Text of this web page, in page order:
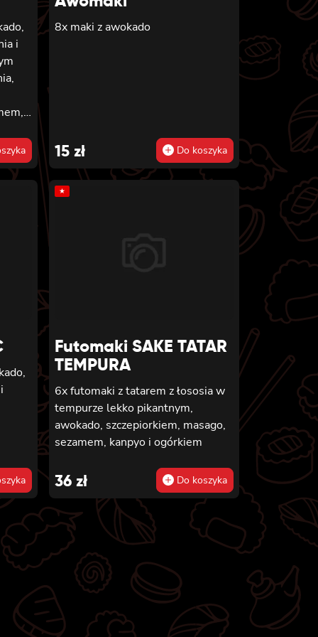
i
8x
8x maki z awokado
15 zł Do koszyka
★
Futomaki SAKE TATAR
TEMPURA
6x futomaki z tatarem z łososia w
tempurze lekko pikantnym,
awokado, szczepiorkiem, masago,
sezamem, kanpyo i ogórkiem
36 zł Do koszyka